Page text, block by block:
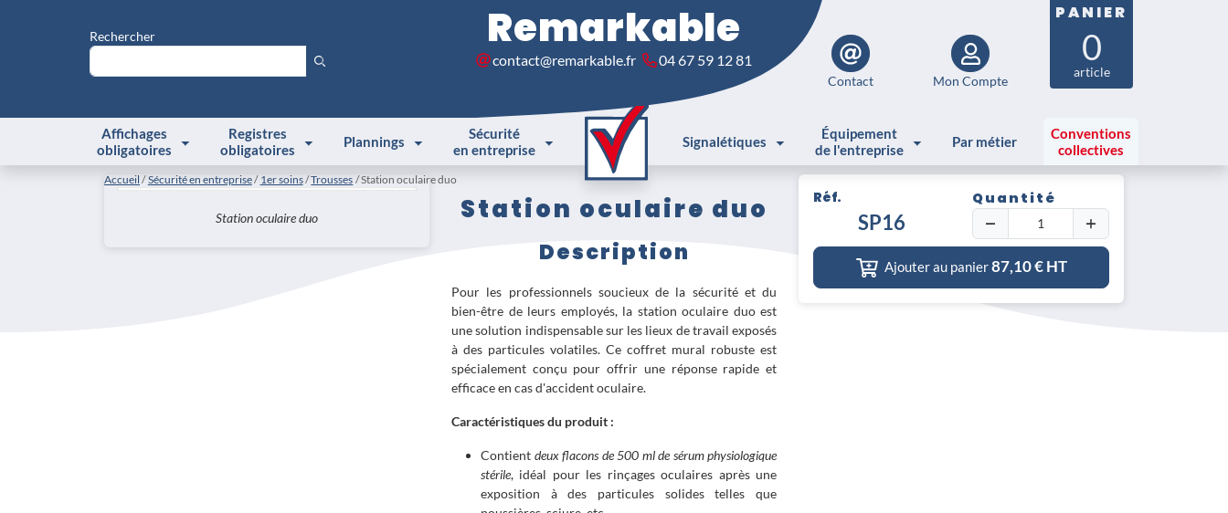
Rechercher Remarkable
contact@remarkable.fr 04 67 59 12 81
Contact Mon Compte
PANIER
0
article
Affichages
obligatoires
Registres
obligatoires
Plannings
Sécurité
en entreprise
Signalétiques
Équipement
de l'entreprise
Par métier
Conventions
collectives
Accueil Sécurité en entreprise 1er soins Trousses Station oculaire duo
Station oculaire duo
Station oculaire duo
Description
Pour les professionnels soucieux de la sécurité et du
bien-être de leurs employés, la station oculaire duo est
une solution indispensable sur les lieux de travail exposés
à des particules volatiles. Ce coffret mural robuste est
spécialement conçu pour offrir une réponse rapide et
efficace en cas d'accident oculaire.
Caractéristiques du produit :
Contient deux flacons de 500 ml de sérum physiologique
stérile, idéal pour les rinçages oculaires après une
exposition à des particules solides telles que
Réf.
SP16
Quantité
Ajouter au panier87,10€ HT